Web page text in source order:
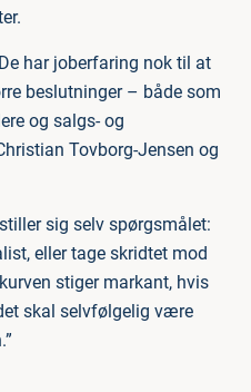
har joberfaring nok til at
beslutninger – både som
og salgs- og
Tovborg-Jensen og
sig selv spørgsmålet:
eller tage skridtet mod
stiger markant, hvis
skal selvfølgelig være